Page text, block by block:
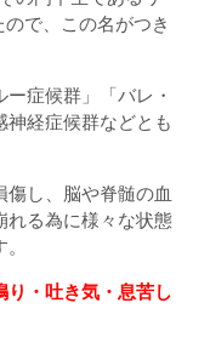
で、この名がつき
ー症候群」「バレ・
神経症候群などとも
し、脳や脊髄の血
れる為に様々な状態
り・吐き気・息苦し